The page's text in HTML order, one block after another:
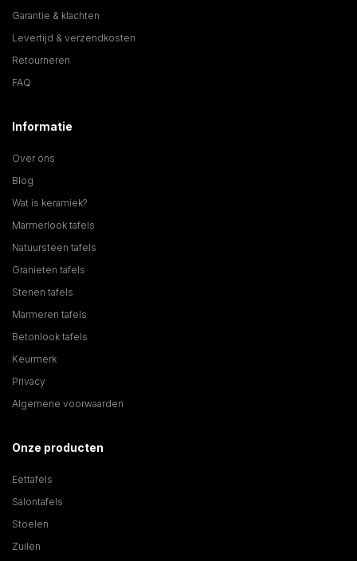
Garantie & klachten
Levertijd & verzendkosten
Retourneren
FAQ
Informatie
Over ons
Blog
Wat is keramiek?
Marmerlook tafels
Natuursteen tafels
Granieten tafels
Stenen tafels
Marmeren tafels
Betonlook tafels
Keurmerk
Privacy
Algemene voorwaarden
Onze producten
Eettafels
Salontafels
Stoelen
Zuilen